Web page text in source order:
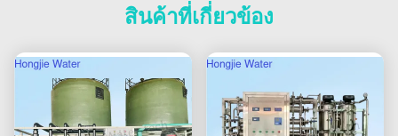
สินค้าที่เกี่ยวข้อง